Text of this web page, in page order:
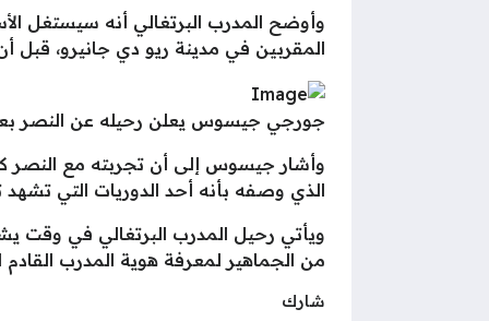
وأوضح المدرب البرتغالي أنه سيستغل
المقربين في مدينة ريو دي جانيرو، قبل
جورجي جيسوس يعلن رحيله عن النصر
وأشار جيسوس إلى أن تجربته مع النصر
الذي وصفه بأنه أحد الدوريات التي
ويأتي رحيل المدرب البرتغالي في وقت
من الجماهير لمعرفة هوية المدرب
شارك